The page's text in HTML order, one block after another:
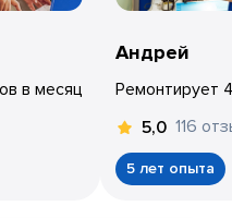
в месяц
Андрей
Ремонтирует
5,0 116
5 лет опыта